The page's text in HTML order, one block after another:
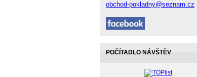
obchod-pokladny@seznam.cz
POČÍTADLO NÁVŠTĚV